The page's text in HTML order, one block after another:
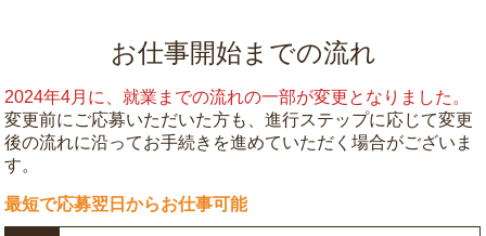
お仕事開始までの流れ
2024年4月に、就業までの流れの一部が変更となりました。
変更前にご応募いただいた方も、進行ステップに応じて変更
後の流れに沿ってお手続きを進めていただく場合がございま
す。
最短で応募翌日からお仕事可能